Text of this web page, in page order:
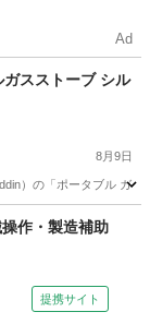
Ad
ガスストーブ シル
8月9日
）の「ポータブル ガ
作・製造補助
提携サイト